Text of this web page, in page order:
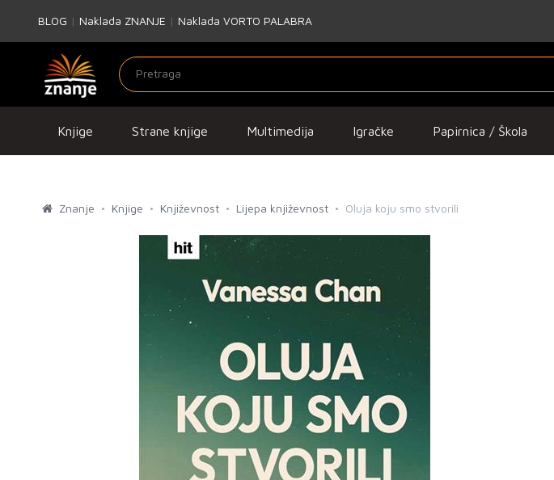
BLOG | Naklada ZNANJE | Naklada VORTO PALABRA
Knjige Strane knjige Multimedija Igračke Papirnica / Škola
Znanje Knjige Književnost Lijepa književnost Oluja koju smo stvorili